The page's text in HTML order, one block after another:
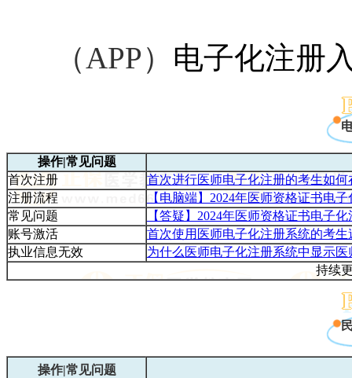
（APP） 电子化注册
操作|常见问题
首次注册
首次进行医师电子化注册的考生如
注册流程
【电脑端】2024年医师资格证书电
常见问题
【答疑】2024年医师资格证书电子
账号激活
首次使用医师电子化注册系统的考
执业信息无效
为什么医师电子化注册系统中显示
持续
操作|常见问题